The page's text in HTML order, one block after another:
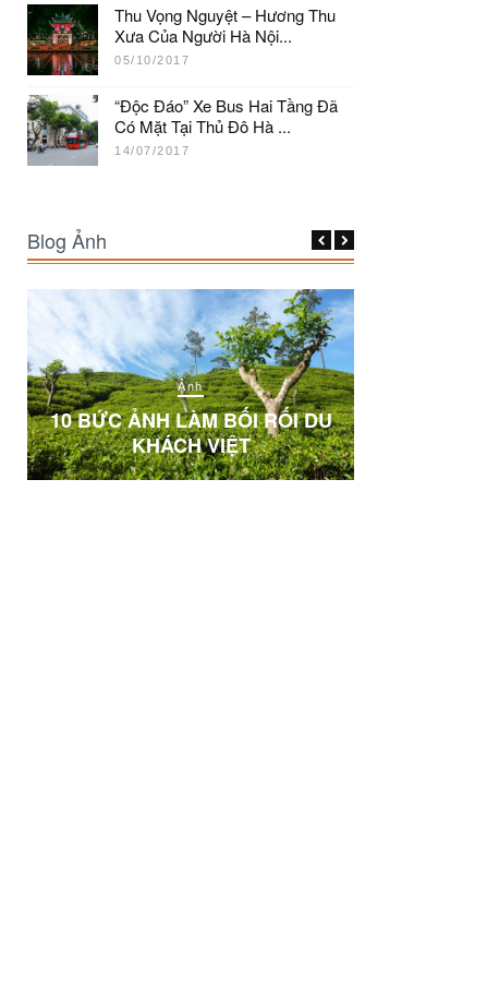
Thu Vọng Nguyệt – Hương Thu
Xưa Của Người Hà Nội...
05/10/2017
“Độc Đáo” Xe Bus Hai Tầng Đã
Có Mặt Tại Thủ Đô Hà ...
14/07/2017
Blog Ảnh
Ảnh
10 BỨC ẢNH LÀM BỐI RỐI DU
KHÁCH VIỆT